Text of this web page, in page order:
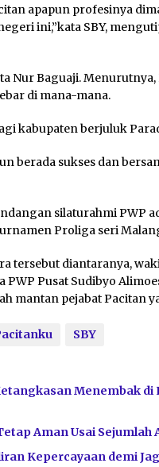
apapun profesinya
ini,”kata SBY,
Nur Baguaji.
di mana-mana.
kabupaten berjuluk
berada sukses dan
silaturahmi PWP
Proliga seri
tersebut diantaranya,
PWP Pusat Sudibyo
mantan pejabat Pacitan
SBY
Menembak di
Aman Usai Sejumlah
Kepercayaan demi